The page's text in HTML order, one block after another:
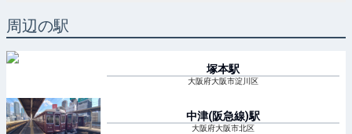
周辺の駅
塚本駅
大阪府大阪市淀川区
中津(阪急線)駅
大阪府大阪市北区